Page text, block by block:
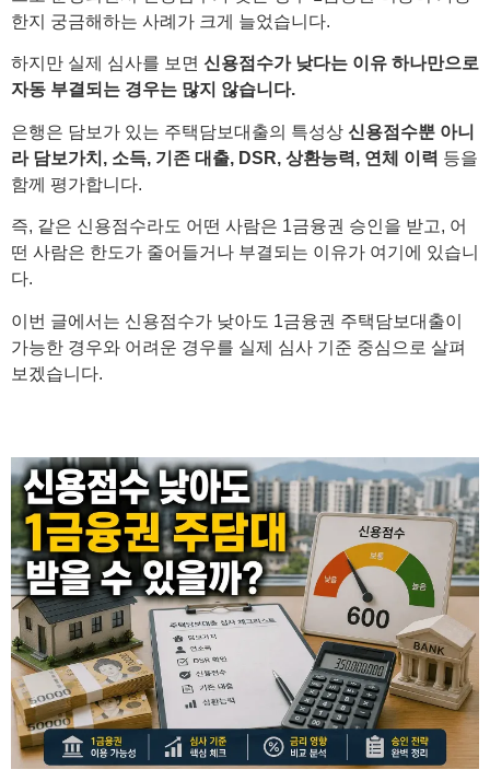
한지 궁금해하는 사례가 크게 늘었습니다.
하지만 실제 심사를 보면 신용점수가 낮다는 이유 하나만으로
자동 부결되는 경우는 많지 않습니다.
은행은 담보가 있는 주택담보대출의 특성상 신용점수뿐 아니
라 담보가치, 소득, 기존 대출, DSR, 상환능력, 연체 이력 등을
함께 평가합니다.
즉, 같은 신용점수라도 어떤 사람은 1금융권 승인을 받고, 어
떤 사람은 한도가 줄어들거나 부결되는 이유가 여기에 있습니
다.
이번 글에서는 신용점수가 낮아도 1금융권 주택담보대출이
가능한 경우와 어려운 경우를 실제 심사 기준 중심으로 살펴
보겠습니다.